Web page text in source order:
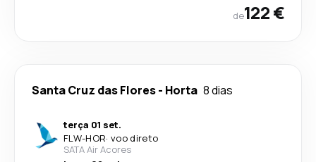
de122 €
Santa Cruz das Flores- Horta 8 dias
terça 01 set.
FLW-HOR· voo direto
SATA Air Acores